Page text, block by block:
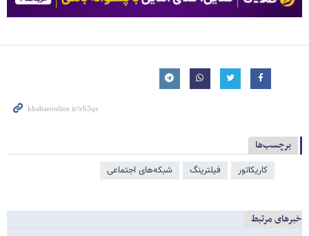
برچسب‌ها
کاریکاتور فیلترینگ شبکه‌‌های اجتماعی
خبرهای مرتبط